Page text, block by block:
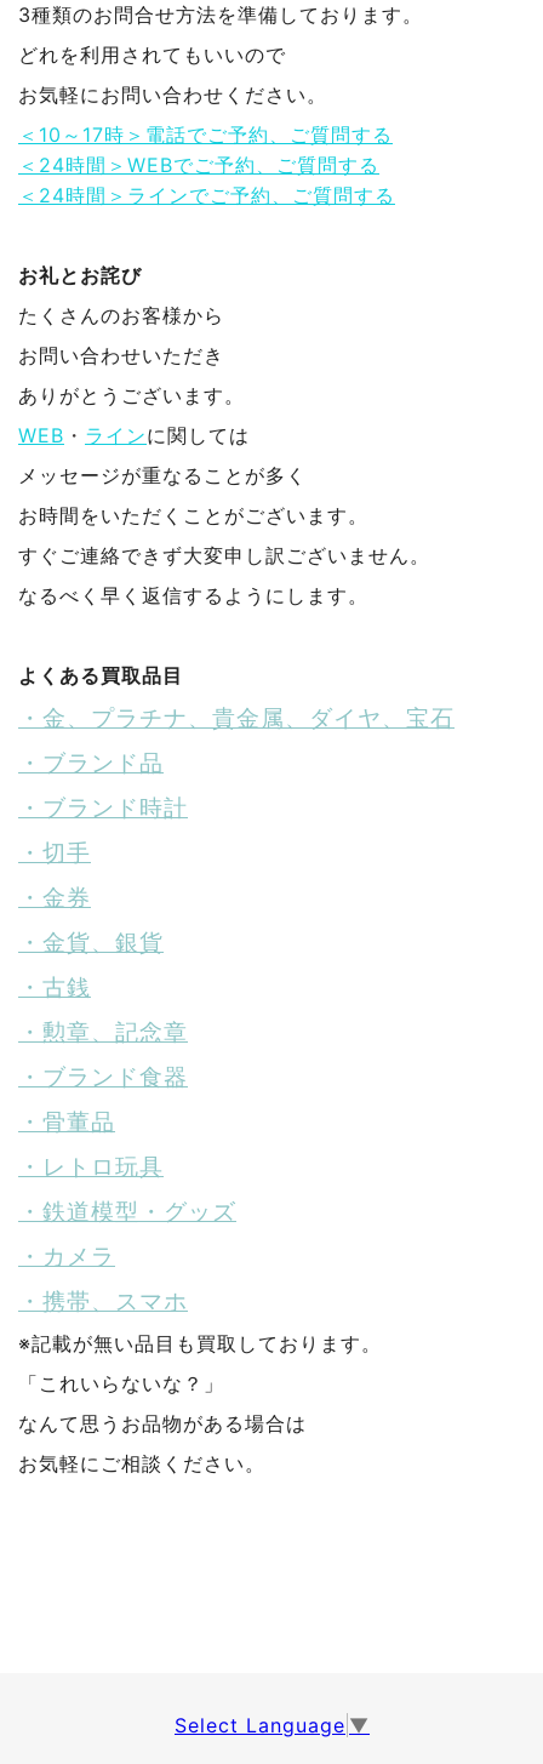
3種類のお問合せ方法を準備しております。
どれを利用されてもいいので
お気軽にお問い合わせください。
＜10～17時＞電話でご予約、ご質問する
＜24時間＞WEBでご予約、ご質問する
＜24時間＞ラインでご予約、ご質問する
お礼とお詫び
たくさんのお客様から
お問い合わせいただき
ありがとうございます。
WEB ・ ラインに関しては
メッセージが重なることが多く
お時間をいただくことがございます。
すぐご連絡できず大変申し訳ございません。
なるべく早く返信するようにします。
よくある買取品目
・金、プラチナ、貴金属、ダイヤ、宝石
・ブランド品
・ブランド時計
・切手
・金券
・金貨、銀貨
・古銭
・勲章、記念章
・ブランド食器
・骨董品
・レトロ玩具
・鉄道模型・グッズ
・カメラ
・携帯、スマホ
※記載が無い品目も買取しております。
「これいらないな？」
なんて思うお品物がある場合は
お気軽にご相談ください。
Select Language ▼